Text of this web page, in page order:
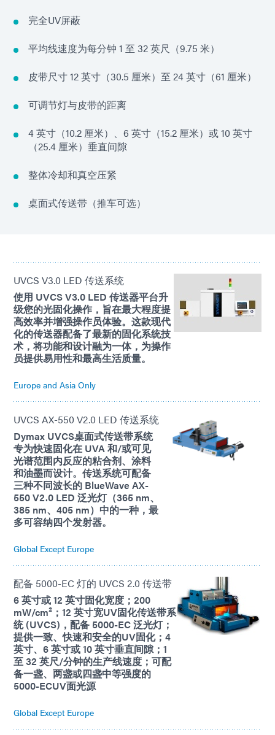
完全UV屏蔽
平均线速度为每分钟 1 至 32 英尺（9.75 米）
皮带尺寸 12 英寸（30.5 厘米）至 24 英寸（61 厘米）
可调节灯与皮带的距离
4 英寸（10.2 厘米）、6 英寸（15.2 厘米）或 10 英寸
（25.4 厘米）垂直间隙
整体冷却和真空压紧
桌面式传送带（推车可选）
UVCS V3.0 LED 传送系统
使用 UVCS V3.0 LED 传送器平台升
级您的光固化操作，旨在最大程度提
高效率并增强操作员体验。这款现代
化的传送器配备了最新的固化系统技
术，将功能和设计融为一体，为操作
员提供易用性和最高生活质量。
Europe and Asia Only
UVCS AX-550 V2.0 LED 传送系统
Dymax UVCS桌面式传送带系统
专为快速固化在 UVA 和/或可见
光谱范围内反应的粘合剂、涂料
和油墨而设计。传送系统可配备
三种不同波长的 BlueWave AX-
550 V2.0 LED 泛光灯（365 nm、
385 nm、405 nm）中的一种，最
多可容纳四个发射器。
Global Except Europe
配备 5000-EC 灯的 UVCS 2.0 传送带
6 英寸或 12 英寸固化宽度；200
mW/cm²；12 英寸宽UV固化传送带系
统 (UVCS)，配备 5000-EC 泛光灯；
提供一致、快速和安全的UV固化；4
英寸、6 英寸或 10 英寸垂直间隙；1
至 32 英尺/分钟的生产线速度；可配
备一盏、两盏或四盏中等强度的
5000-ECUV面光源
Global Except Europe